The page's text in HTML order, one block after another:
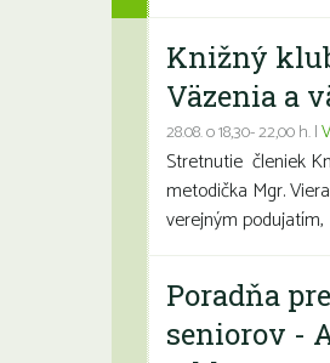
Knižný
Väzenia a
28.08. o 18,30- 22,00 h. |
Stretnutie členiek
metodička Mgr.
verejným
Poradňa
seniorov -